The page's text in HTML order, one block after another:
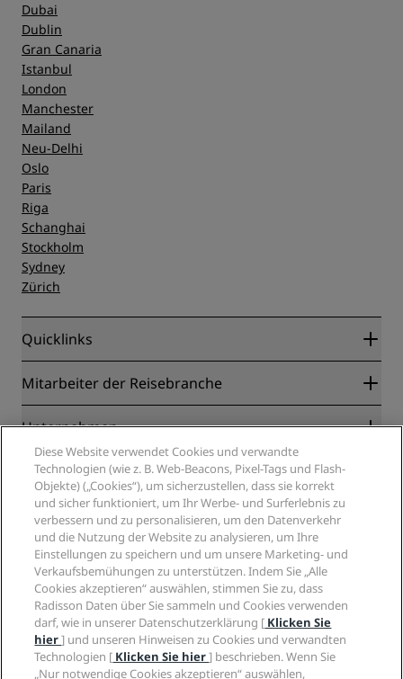
Dubai
Dublin
Gran Canaria
Istanbul
London
Manchester
Mailand
Neu-Delhi
Oslo
Paris
Riga
Schanghai
Stockholm
Sydney
Zürich
Quicklinks
Radisson Rewards
Blog
Neue und aufstrebende Hotels
Radisson Hotels APP
„Sports Approved“-Hotels
Familienfreundliche Hotels
Gesundheit & Sicherheit
Mitarbeiter der Reisebranche
Partner
Reisebüros
Unternehmen
Radisson Hotel Group
Medien
Karriere RHG
Karriere PPHE
Karrieren EHL
The Club by RHG
Entwicklungsmöglichkeiten
Responsible Business – Unser Engagement
Einkauf
Rechtliches
Privacy Centre
Rechtliche Hinweise
Radisson Rewards Geschäftsbedingungen
Website-Nutzungsvereinbarung
Digitale Barrierefreiheit
Moderne Sklaverei – Erklärung
Hilfe
Verbrauchermeldungen
Kontakt
FAQ
Inhaltsübersicht
Soziale Medien
Marken von Radisson Hotels
Diese Website verwendet Cookies und verwandte
Technologien (wie z. B. Web-Beacons, Pixel-Tags und Flash-
Objekte) („Cookies“), um sicherzustellen, dass sie korrekt
und sicher funktioniert, um Ihr Werbe- und Surferlebnis zu
verbessern und zu personalisieren, um den Datenverkehr
und die Nutzung der Website zu analysieren, um Ihre
Einstellungen zu speichern und um unsere Marketing- und
Verkaufsbemühungen zu unterstützen. Indem Sie „Alle
Cookies akzeptieren“ auswählen, stimmen Sie zu, dass
Radisson Daten über Sie sammeln und Cookies verwenden
darf, wie in unserer Datenschutzerklärung [ Klicken Sie
hier] und unseren Hinweisen zu Cookies und verwandten
Technologien [ Klicken Sie hier] beschrieben. Wenn Sie
„Nur notwendige Cookies akzeptieren“ auswählen,